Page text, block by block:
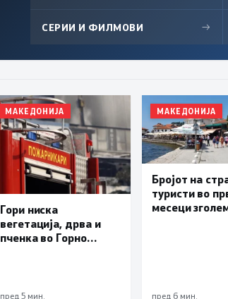
СЕРИИ И ФИЛМОВИ →
МАКЕДОНИЈА
Гори ниска
вегетација, дрва и
пченка во Горно
пред 5 мин.
МАКЕДОНИЈА
Бројот на
туристи во
месеци
дестинација
пред 6 мин.